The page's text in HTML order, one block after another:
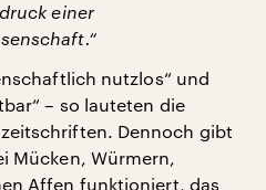
einer
nutzlos“ und
– so lauteten die
Dennoch gibt
Mücken, Würmern,
Affen funktioniert, das